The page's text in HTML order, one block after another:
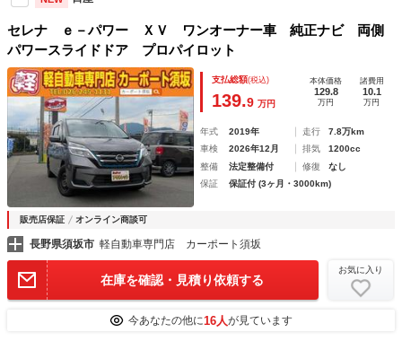
セレナ ｅ－パワー ＸＶ ワンオーナー車 純正ナビ 両側
パワースライドドア プロパイロット
支払総額(税込)
139.9 万円
本体価格
129.8
万円
諸費用
10.1
万円
年式 2019年 走行
7.8万km
車検
2026年12月 排気
1200cc
整備
法定整備付 修復
なし
保証
保証付 (3ヶ月・3000km)
販売店保証 オンライン商談可
長野県須坂市 軽自動車専門店 カーポート須坂
在庫を確認・見積り依頼する
お気に入り
今あなたの他に16人が見ています